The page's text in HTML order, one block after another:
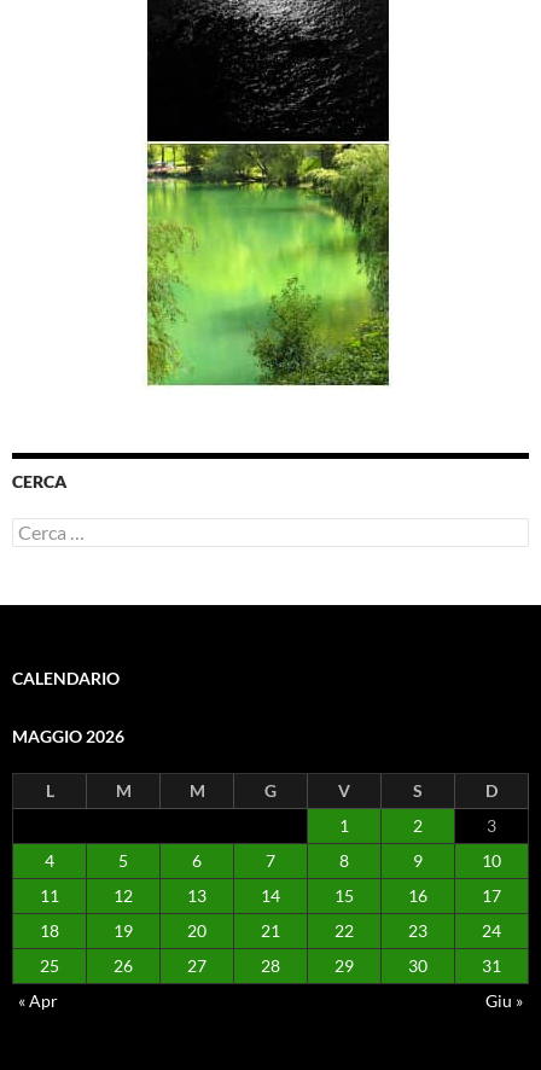
CERCA
Ricerca
per:
CALENDARIO
MAGGIO 2026
L M M G V S
D
1
2
3
4
5 6 7 8 9
10
11
12 13 14 15 16
17
18
19 20 21 22 23
24
25
26 27 28 29 30
31
« Apr
Giu »